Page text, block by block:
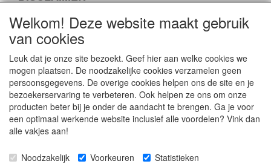
CONTACTGEGEVENS
Fabulous Sales
Grotestraat 69C
5141 JN Waalwijk
E-mail:info@fabuloussales.nl
Welkom! Deze website maakt gebruik
van cookies
Leuk dat je onze site bezoekt. Geef hier aan welke cookies we
mogen plaatsen. De noodzakelijke cookies verzamelen geen
persoonsgegevens. De overige cookies helpen ons de site en je
bezoekerservaring te verbeteren. Ook helpen ze ons om onze
producten beter bij je onder de aandacht te brengen. Ga je voor
een optimaal werkende website inclusief alle voordelen? Vink dan
alle vakjes aan!
Noodzakelijk Voorkeuren Statistieken